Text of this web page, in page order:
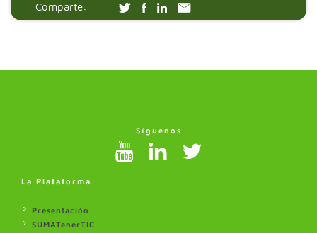
Comparte:
Síguenos
La Plataforma
Presentación
SUMATenerTIC